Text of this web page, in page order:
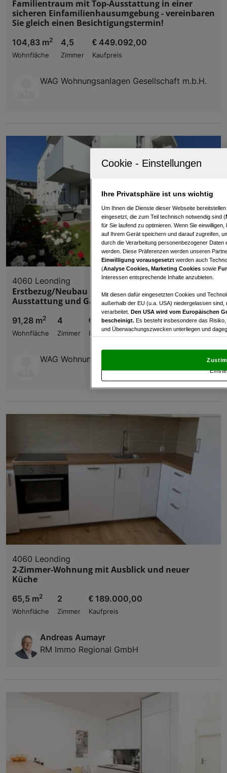
Familientraum mit Top-Ausstattung in einer
sicheren Einfamilienhausumgebung - vereinbaren
Sie gleich einen Besichtigungstermin!
104,83 m2
Wohnfläche
4,5
Zimmer
€ 449.092,00
Kaufpreis
WAG Wohnungsanlagen Gesellschaft m.b.H.
4060 Leonding
Erstbezug/Neubau Familienwohnung mit Top-
Ausstattung und Garten
91,28 m2
Wohnfläche
4
Zimmer
€ 437.596,00
Kaufpreis
WAG Wohnungsanlagen Gesellschaft m.b.H.
4060 Leonding
2-Zimmer-Wohnung mit Ausblick und neuer
Küche
65,5 m2
Wohnfläche
2
Zimmer
€ 189.000,00
Kaufpreis
Andreas Aumayr
RM Immo Regional GmbH
Ihre Privatsphäre ist uns wichtig
Um Ihnen die Dienste dieser Webseite
eingesetzt, die zum Teil technisch notwendig sind (
für Sie laufend zu optimieren. Wenn Sie
auf Ihrem Gerät speichern und darauf zugreifen,
durch die Verarbeitung personenbezogener
werden. Diese Präferenzen werden unseren
Einwilligung vorausgesetzt werden auch
(Analyse Cookies, Marketing Cookies sowie
Interessen entsprechende Inhalte anzubieten.
Mit diesen dafür eingesetzten Cookies und
außerhalb der EU (u.a. USA) niedergelassen
verarbeitet. Den USA wird vom Europäischen
bescheinigt. Es besteht insbesondere das
und Überwachungszwecken unterliegen und
und Widerspruch gegen die Verarbeitung auf der
„Cookie Einstellungen“, die sich auf jeder Seite
Verwendung genauer Standortdaten.
Zugriff auf Informationen auf einem Endgerät.
und der Performance von Inhalten,
Liste der Partner (Lieferanten)